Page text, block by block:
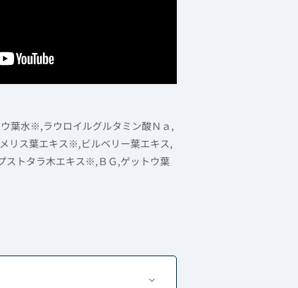
葉水※,ラウロイルグルタミン酸Ｎａ,
リス葉エキス※,ビルベリー葉エキス,
トタラ木エキス※,ＢＧ,ゲットウ葉